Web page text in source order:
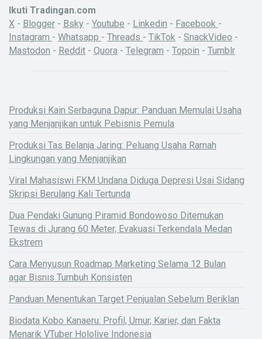
X
Ikuti Tradingan.com
X - Blogger - Bsky - Youtube - Linkedin - Facebook -
Instagram - Whatsapp - Threads - TikTok - SnackVideo -
Mastodon - Reddit - Quora - Telegram - Topoin - Tumblr
Produksi Kain Serbaguna Dapur: Panduan Memulai Usaha
yang Menjanjikan untuk Pebisnis Pemula
Produksi Tas Belanja Jaring: Peluang Usaha Ramah
Lingkungan yang Menjanjikan
Viral Mahasiswi FKM Undana Diduga Depresi Usai Sidang
Skripsi Berulang Kali Tertunda
Dua Pendaki Gunung Piramid Bondowoso Ditemukan
Tewas di Jurang 60 Meter, Evakuasi Terkendala Medan
Ekstrem
Cara Menyusun Roadmap Marketing Selama 12 Bulan
agar Bisnis Tumbuh Konsisten
Panduan Menentukan Target Penjualan Sebelum Beriklan
Biodata Kobo Kanaeru: Profil, Umur, Karier, dan Fakta
Menarik VTuber Hololive Indonesia